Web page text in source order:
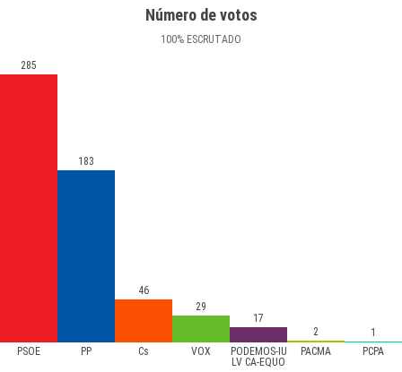
Número de votos
100% ESCRUTADO
PSOE PP Cs VOX
PODEMOS-IU
LV CA-EQUO
PACMA PCPA
285
183
46
29
17
2
1